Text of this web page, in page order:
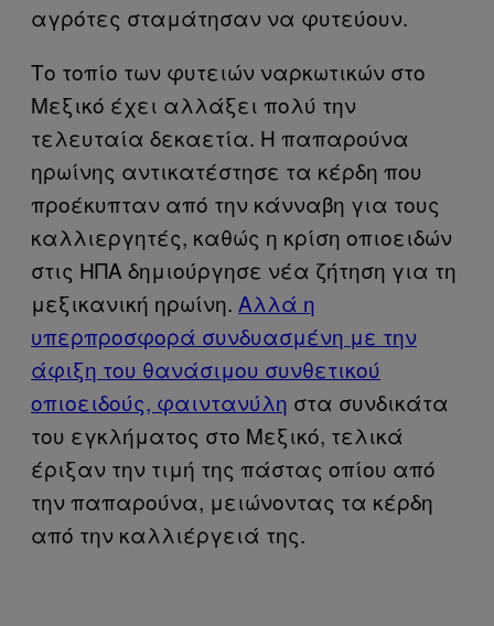
αγρότες σταμάτησαν να φυτεύουν.
Το τοπίο των φυτειών ναρκωτικών στο
Μεξικό έχει αλλάξει πολύ την
τελευταία δεκαετία. Η παπαρούνα
ηρωίνης αντικατέστησε τα κέρδη που
προέκυπταν από την κάνναβη για τους
καλλιεργητές, καθώς η κρίση οπιοειδών
στις ΗΠΑ δημιούργησε νέα ζήτηση για τη
μεξικανική ηρωίνη. Αλλά η
υπερπροσφορά συνδυασμένη με την
άφιξη του θανάσιμου συνθετικού
οπιοειδούς, φαιντανύλη στα συνδικάτα
του εγκλήματος στο Μεξικό, τελικά
έριξαν την τιμή της πάστας οπίου από
την παπαρούνα, μειώνοντας τα κέρδη
από την καλλιέργειά της.